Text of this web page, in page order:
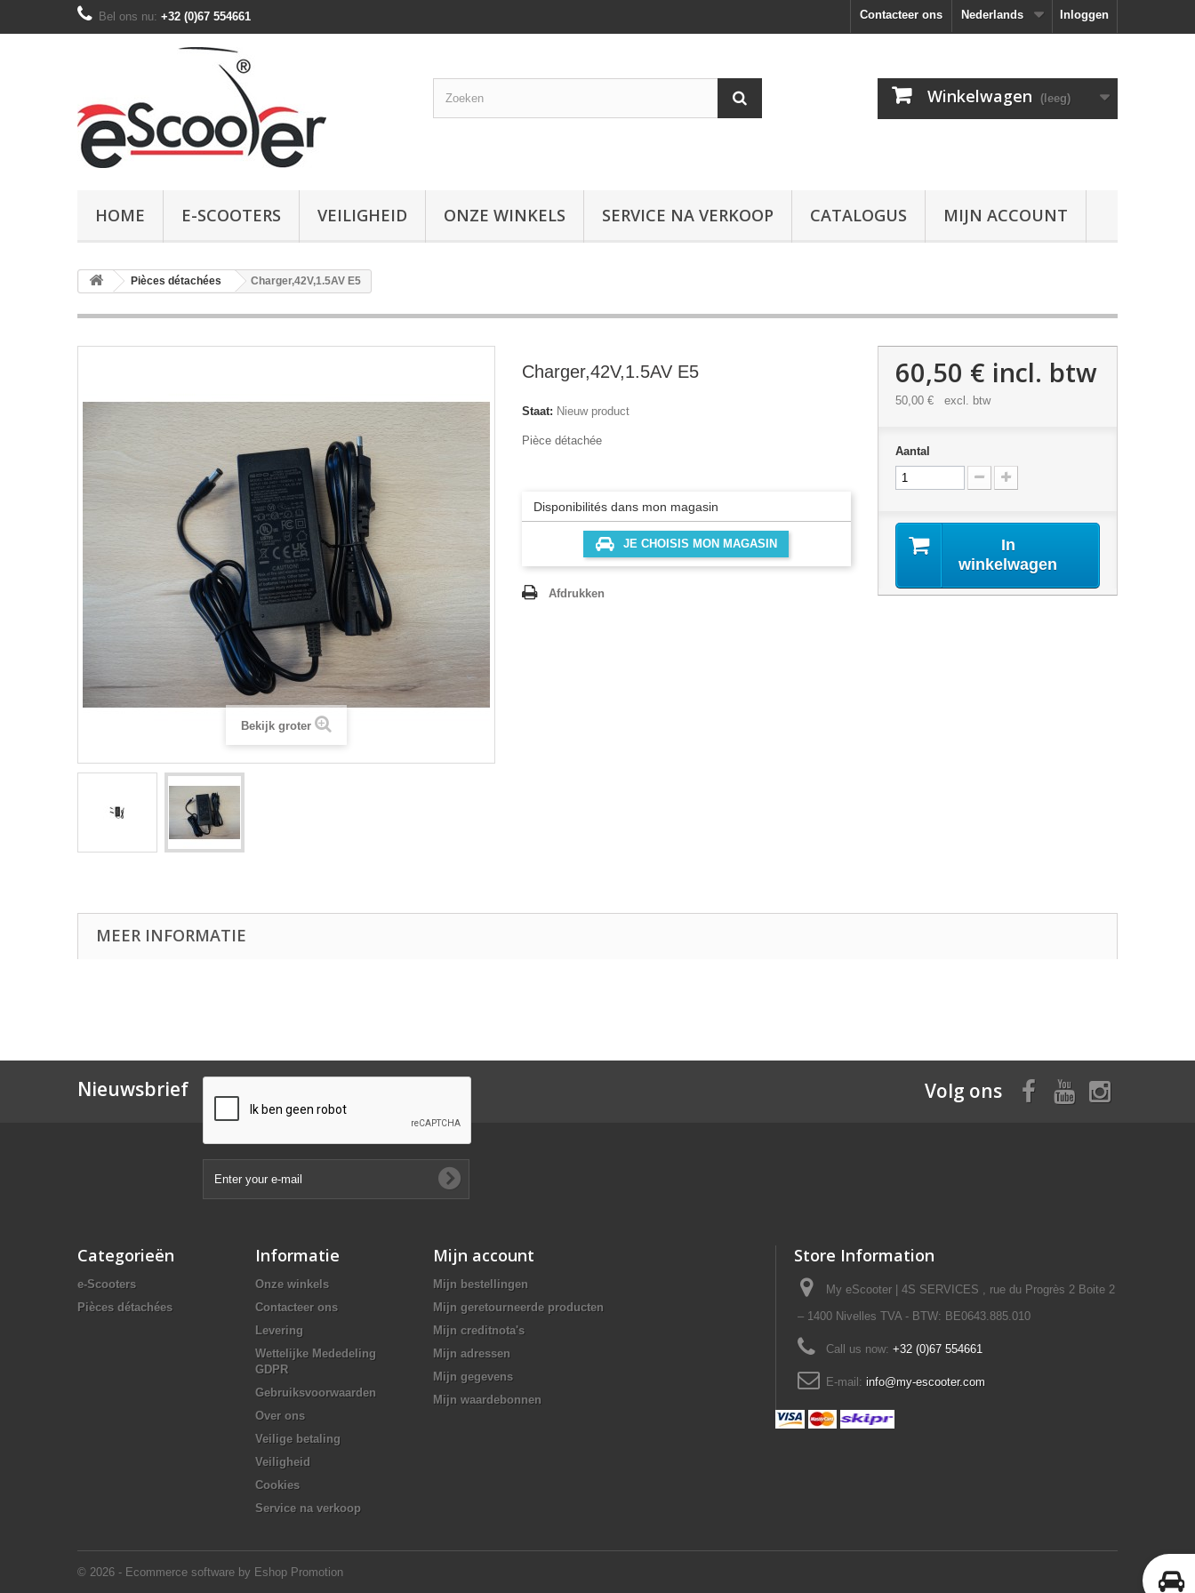
Inloggen
Nederlands
Contacteer ons
Bel ons nu: +32 (0)67 554661
Winkelwagen (leeg)
HOME E-SCOOTERS VEILIGHEID ONZE WINKELS SERVICE NA VERKOOP CATALOGUS MIJN ACCOUNT
Pièces détachées Charger,42V,1.5AV E5
Bekijk groter
Charger,42V,1.5AV E5
Staat: Nieuw product
Pièce détachée
Disponibilités dans mon magasin
JE CHOISIS MON MAGASIN
Afdrukken
60,50 € incl. btw
50,00 € excl. btw
Aantal
In
winkelwagen
MEER INFORMATIE
Nieuwsbrief Volg ons
Categorieën
e-Scooters
Pièces détachées
Informatie
Onze winkels
Contacteer ons
Levering
Wettelijke Mededeling
GDPR
Gebruiksvoorwaarden
Over ons
Veilige betaling
Veiligheid
Cookies
Service na verkoop
© 2026 - Ecommerce software by Eshop Promotion
Mijn account
Mijn bestellingen
Mijn geretourneerde producten
Mijn creditnota's
Mijn adressen
Mijn gegevens
Mijn waardebonnen
Store Information
My eScooter | 4S SERVICES , rue du Progrès 2 Boite 2
– 1400 Nivelles TVA - BTW: BE0643.885.010
Call us now: +32 (0)67 554661
E-mail: info@my-escooter.com